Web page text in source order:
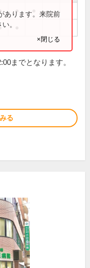
● ●
あります。来院前
。
×閉じる
までとなります。
る